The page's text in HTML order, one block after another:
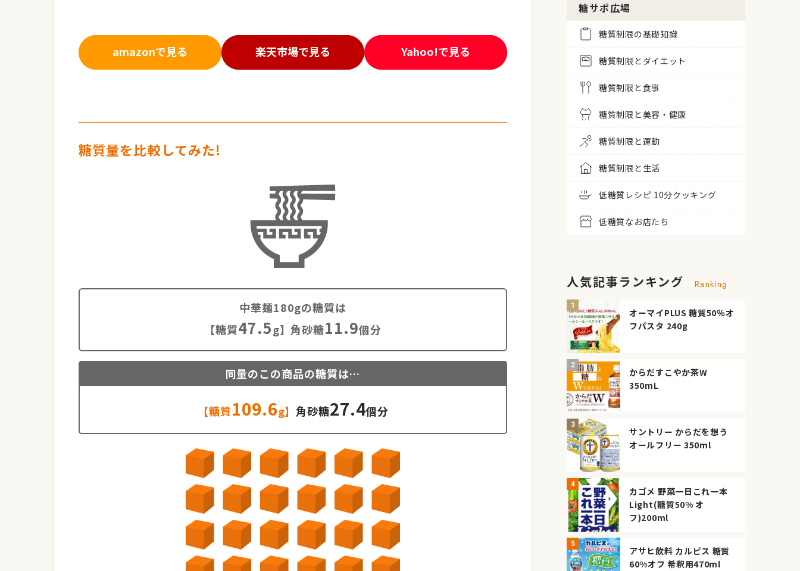
amazonで見る 楽天市場で見る Yahoo!で見る
糖質量を比較してみた!
中華麺180gの糖質は
【糖質47.5g】角砂糖11.9個分
同量のこの商品の糖質は…
【糖質109.6g】角砂糖27.4個分
糖サポ広場
糖質制限の基礎知識
糖質制限とダイエット
糖質制限と食事
糖質制限と美容・健康
糖質制限と運動
糖質制限と生活
低糖質レシピ 10分クッキング
低糖質なお店たち
人気記事ランキング Ranking
オーマイPLUS 糖質50％オ
フパスタ 240g
からだすこやか茶W
350mL
サントリー からだを想う
オールフリー 350ml
カゴメ 野菜一日これ一本
Light(糖質50% オ
フ)200ml
アサヒ飲料 カルピス 糖質
60%オフ 希釈用470ml